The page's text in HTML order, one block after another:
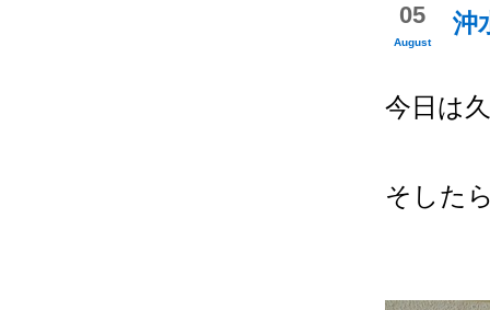
沖
05
August
今日は
そした